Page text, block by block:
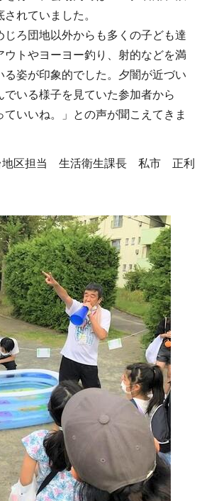
れていました。
ろ団地以外からも多くの子ども達
ウトやヨーヨー釣り、射的などを満
る姿が印象的でした。夕闇が近づい
でいる様子を見ていた参加者から
ていいね。」との声が聞こえてきま
地区担当 生活衛生課長 私市 正利